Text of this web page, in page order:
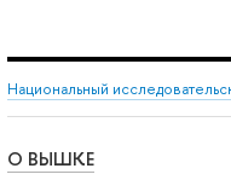
Национальный
О ВЫШКЕ